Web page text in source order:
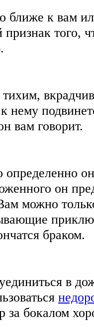
ближе к вам
того,
тихим,
нему
вам говорит.
он
можно
браком.
в
за бокалом